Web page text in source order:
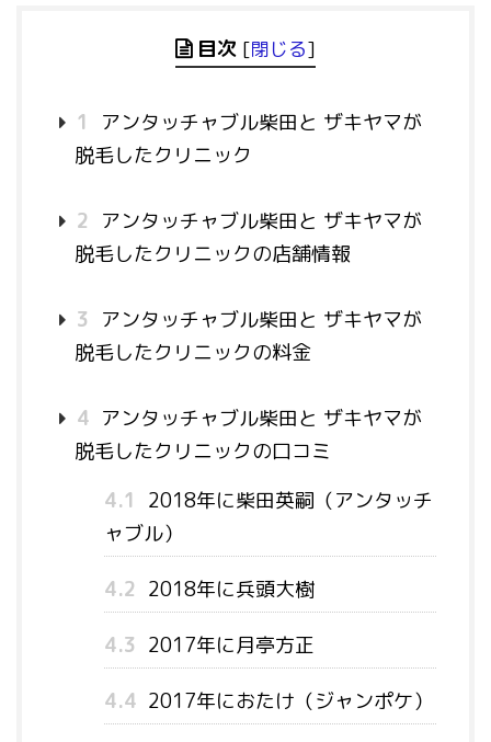
目次 [閉じる]
1
アンタッチャブル柴田と ザキヤマが
脱毛したクリニック
2 アンタッチャブル柴田と ザキヤマが
脱毛したクリニックの店舗情報
3 アンタッチャブル柴田と ザキヤマが
脱毛したクリニックの料金
4 アンタッチャブル柴田と ザキヤマが
脱毛したクリニックの口コミ
4.1
2018年に柴田英嗣（アンタッチ
ャブル）
4.2 2018年に兵頭大樹
4.3 2017年に月亭方正
4.4 2017年におたけ（ジャンポケ）